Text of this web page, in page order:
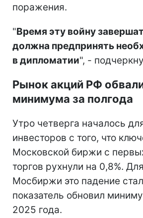
поражения.
"Время эту войну
должна предпринять
в дипломатии", -
Рынок акций РФ
минимума за полгода
Утро четверга началось
инвесторов с того, что
Московской биржи с
торгов рухнули на 0,8%.
Мосбиржи это падение
показатель обновил
2025 года.